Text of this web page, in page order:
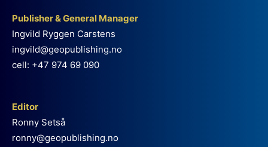
Publisher & General Manager
Ingvild Ryggen Carstens
ingvild@geopublishing.no
cell: +47 974 69 090
Editor
Ronny Setså
ronny@geopublishing.no